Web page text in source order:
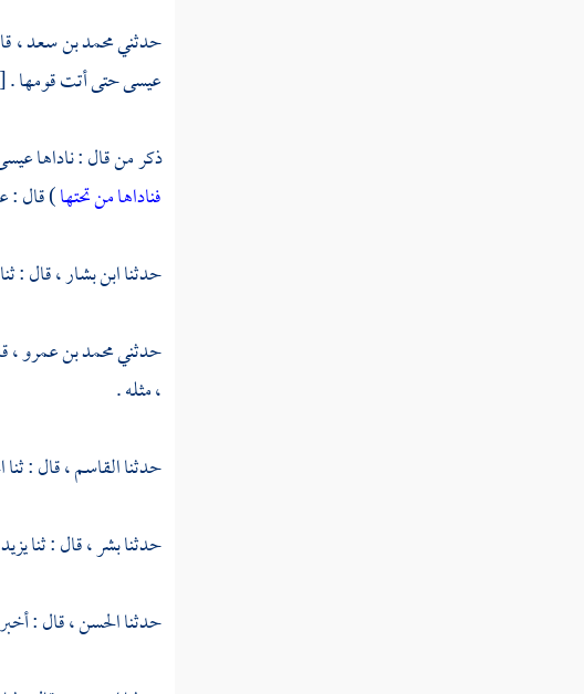
حدثنيمحمد بن سعد ،
عيسىحتى أتت قومها .[
ذكر من قال : ناداها
فناداها من تحتها) قال :
حدثناابن بشار ،قال : ثنا
حدثنيمحمد بن عمرو ،
،مثله .
حدثناالقاسم ،قال : ثنا
حدثنابشر ،قال : ثنا
حدثناالحسن ،قال :